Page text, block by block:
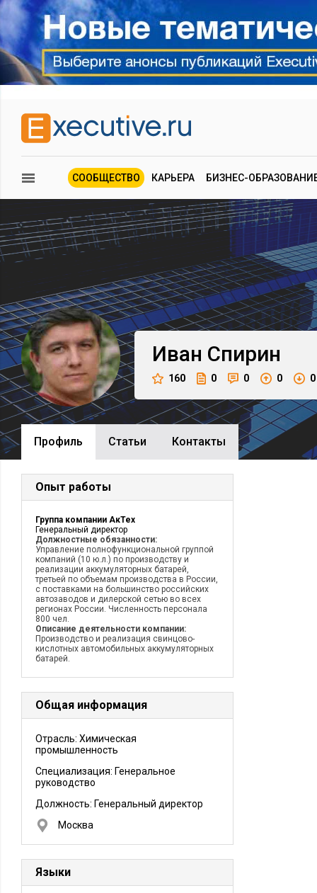
СООБЩЕСТВО КАРЬЕРА БИЗНЕС-
Иван Спирин
160 0 0 0 0
Профиль Cтатьи Контакты
Опыт работы
Группа компании АкТех
Генеральный директор
Должностные обязанности:
Управление полнофункциональной группой
компаний (10 ю.л.) по производству и
реализации аккумуляторных батарей,
третьей по объемам производства в России,
с поставками на большинство российских
автозаводов и дилерской сетью во всех
регионах России. Численность персонала
800 чел.
Описание деятельности компании:
Производство и реализация свинцово-
кислотных автомобильных аккумуляторных
батарей.
Общая информация
Отрасль: Химическая
промышленность
Специализация: Генеральное
руководство
Должность: Генеральный директор
Москва
Языки